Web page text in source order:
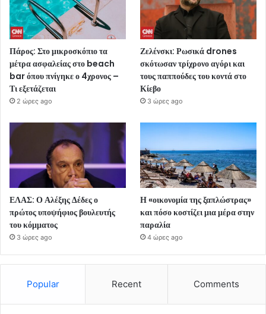
Πάρος: Στο μικροσκόπιο τα
μέτρα ασφαλείας στο beach
bar όπου πνίγηκε ο 4χρονος –
Τι εξετάζεται
2 ώρες ago
Ζελένσκι: Ρωσικά drones
σκότωσαν τρίχρονο αγόρι και
τους παππούδες του κοντά στο
Κίεβο
3 ώρες ago
ΕΛΑΣ: Ο Αλέξης Δέδες ο
πρώτος υποψήφιος βουλευτής
του κόμματος
3 ώρες ago
Η «οικονομία της ξαπλώστρας»
και πόσο κοστίζει μια μέρα στην
παραλία
4 ώρες ago
Popular Recent Comments